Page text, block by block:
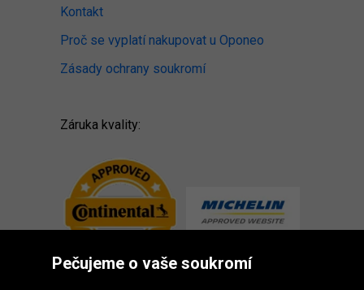
Kontakt
Proč se vyplatí nakupovat u Oponeo
Zásady ochrany soukromí
Záruka kvality:
Pečujeme o vaše soukromí